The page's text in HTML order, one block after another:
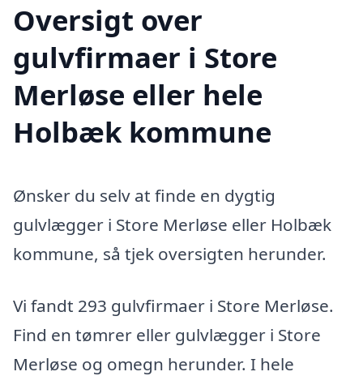
Oversigt over
gulvfirmaer i Store
Merløse eller hele
Holbæk kommune
Ønsker du selv at finde en dygtig
gulvlægger i Store Merløse eller Holbæk
kommune, så tjek oversigten herunder.
Vi fandt 293 gulvfirmaer i Store Merløse.
Find en tømrer eller gulvlægger i Store
Merløse og omegn herunder. I hele